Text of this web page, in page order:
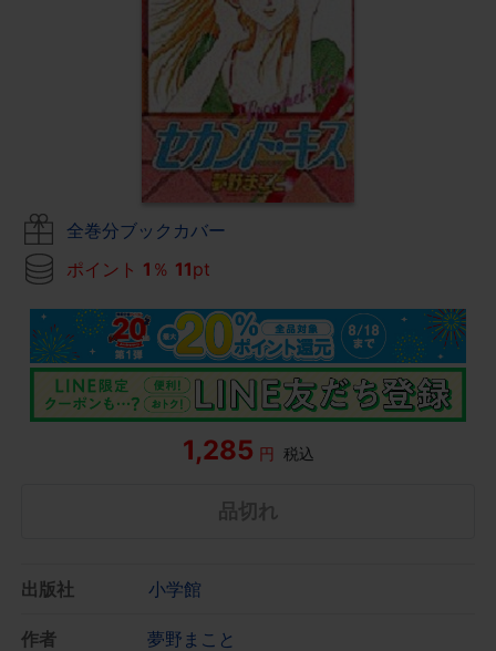
全巻分ブックカバー
ポイント 1 ％ 11pt
1,285 円 税込
品切れ
出版社 小学館
作者 夢野まこと